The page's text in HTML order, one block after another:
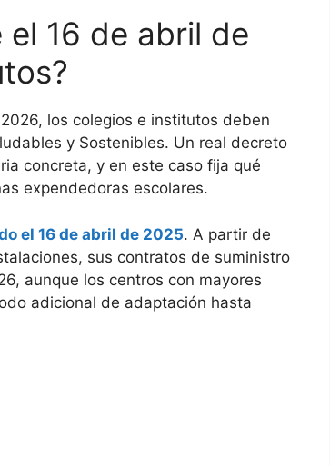
16 de abril de
los colegios e institutos deben
y Sostenibles. Un real decreto
concreta, y en este caso fija qué
expendedoras escolares.
el 16 de abril de 2025. A partir de
sus contratos de suministro
aunque los centros con mayores
adicional de adaptación hasta